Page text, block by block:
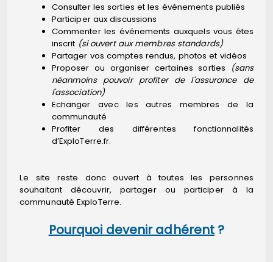
Consulter les sorties et les événements publiés
Participer aux discussions
Commenter les événements auxquels vous êtes
inscrit (si ouvert aux membres standards)
Partager vos comptes rendus, photos et vidéos
Proposer ou organiser certaines sorties
(sans
néanmoins pouvoir profiter de l'assurance de
l'association)
Echanger avec les autres membres de la
communauté
Profiter des différentes fonctionnalités
d’ExploTerre.fr.
Le site reste donc ouvert à toutes les personnes
souhaitant découvrir, partager ou participer à la
communauté ExploTerre.
Pourquoi devenir adhérent ?